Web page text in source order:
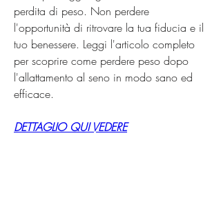
perdita di peso. Non perdere
l'opportunità di ritrovare la tua fiducia e il
tuo benessere. Leggi l'articolo completo
per scoprire come perdere peso dopo
l'allattamento al seno in modo sano ed
efficace.
DETTAGLIO QUI VEDERE